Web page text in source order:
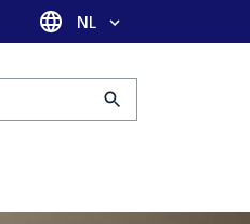
Taal selectie
NL